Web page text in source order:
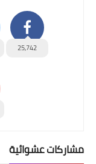
25,742
مشاركات عشوائية